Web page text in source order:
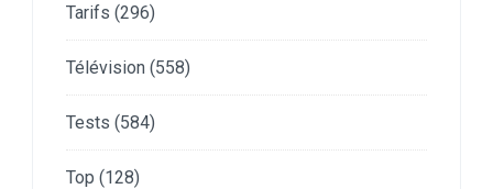
Tarifs (296)
Télévision (558)
Tests (584)
Top (128)